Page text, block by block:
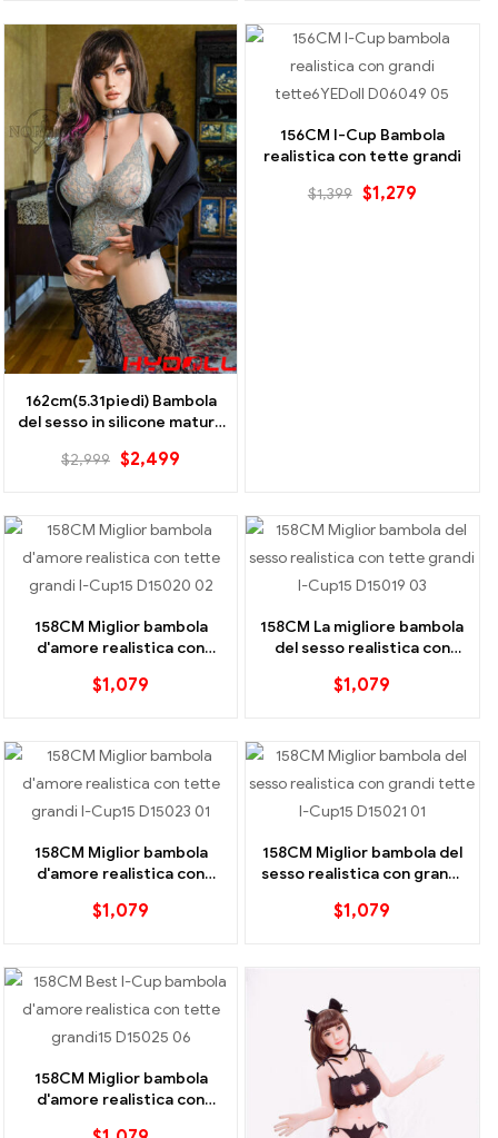
162cm(5.31piedi) Bambola
del sesso in silicone matura
$2,999 $2,499
156CM I-Cup Bambola
realistica con tette grandi
$1,399 $1,279
158CM Miglior bambola
d'amore realistica con
$1,079
158CM La migliore bambola
del sesso realistica con
$1,079
158CM Miglior bambola
d'amore realistica con
$1,079
158CM Miglior bambola del
sesso realistica con grandi
$1,079
158CM Miglior bambola
d'amore realistica con